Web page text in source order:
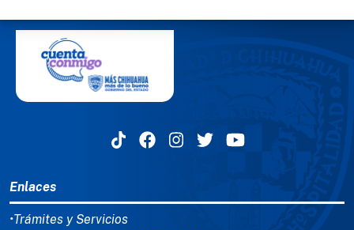
Enlaces
•Trámites y Servicios